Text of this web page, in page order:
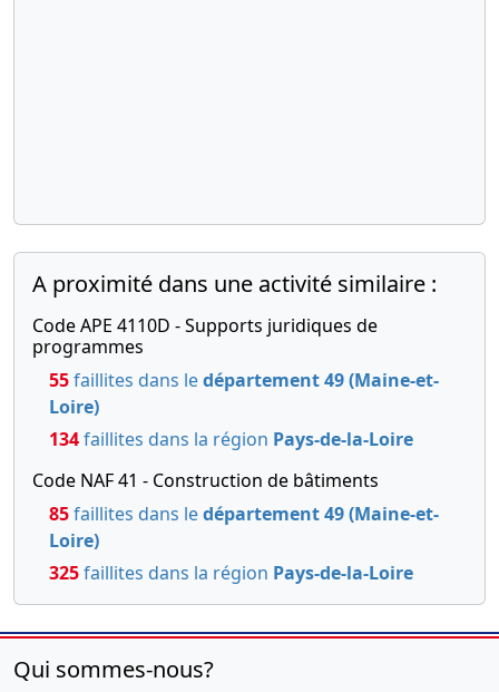
A proximité dans une activité similaire :
Code APE 4110D - Supports juridiques de
programmes
55faillites dans ledépartement 49 (Maine-et-
Loire)
134faillites dans la région Pays-de-la-Loire
Code NAF 41 - Construction de bâtiments
85faillites dans ledépartement 49 (Maine-et-
Loire)
325faillites dans la région Pays-de-la-Loire
Qui sommes-nous?